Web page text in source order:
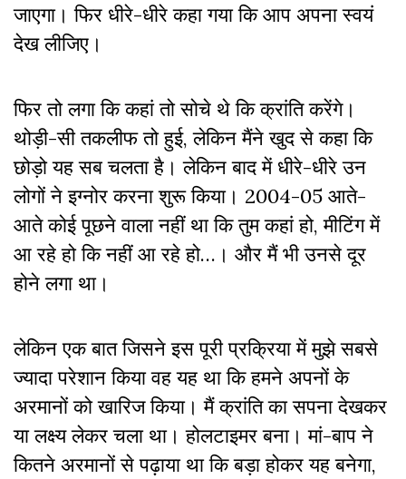
जाएगा। फिर धीरे-धीरे कहा गया कि आप अपना स्वयं
देख लीजिए।
फिर तो लगा कि कहां तो सोचे थे कि क्रांति करेंगे।
थोड़ी-सी तकलीफ तो हुई, लेकिन मैंने खुद से कहा कि
छोड़ो यह सब चलता है। लेकिन बाद में धीरे-धीरे उन
लोगों ने इग्नोर करना शुरू किया। 2004-05 आते-
आते कोई पूछने वाला नहीं था कि तुम कहां हो, मीटिंग में
आ रहे हो कि नहीं आ रहे हो…। और मैं भी उनसे दूर
होने लगा था।
लेकिन एक बात जिसने इस पूरी प्रक्रिया में मुझे सबसे
ज्यादा परेशान किया वह यह था कि हमने अपनों के
अरमानों को खारिज किया। मैं क्रांति का सपना देखकर
या लक्ष्य लेकर चला था। होलटाइमर बना। मां-बाप ने
कितने अरमानों से पढ़ाया था कि बड़ा होकर यह बनेगा,